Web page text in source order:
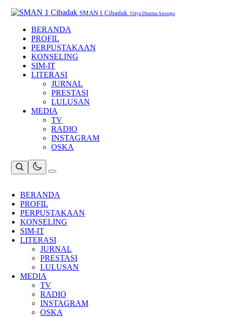
SMAN 1 Cibadak Vidya Dharma Anoraga
BERANDA
PROFIL
PERPUSTAKAAN
KONSELING
SIM-IT
LITERASI
JURNAL
PRESTASI
LULUSAN
MEDIA
TV
RADIO
INSTAGRAM
OSKA
BERANDA
PROFIL
PERPUSTAKAAN
KONSELING
SIM-IT
LITERASI
JURNAL
PRESTASI
LULUSAN
MEDIA
TV
RADIO
INSTAGRAM
OSKA